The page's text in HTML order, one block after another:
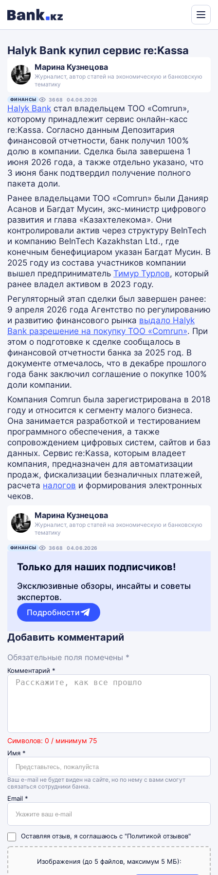
Translate
Halyk Bank купил сервис re:Kassa
Марина Кузнецова
Журналист, автор статей на экономическую и банковскую
тематику
ФИНАНСЫ 3668 04.06.2026
Halyk Bank стал владельцем ТОО «Comrun»,
которому принадлежит сервис онлайн-касс
re:Kassa. Согласно данным Депозитария
финансовой отчетности, банк получил 100%
долю в компании. Сделка была завершена 1
июня 2026 года, а также отдельно указано, что
3 июня банк подтвердил получение полного
пакета доли.
Ранее владельцами ТОО «Comrun» были Данияр
Асанов и Багдат Мусин, экс-министр цифрового
развития и глава «Казахтелекома». Они
контролировали актив через структуру BeInTech
и компанию BeInTech Kazakhstan Ltd., где
конечным бенефициаром указан Багдат Мусин. В
2025 году из состава участников компании
вышел предприниматель Тимур Турлов, который
ранее владел активом в 2023 году.
Регуляторный этап сделки был завершен ранее:
9 апреля 2026 года Агентство по регулированию
и развитию финансового рынка выдало Halyk
Bank разрешение на покупку ТОО «Comrun». При
этом о подготовке к сделке сообщалось в
финансовой отчетности банка за 2025 год. В
документе отмечалось, что в декабре прошлого
года банк заключил соглашение о покупке 100%
доли компании.
Компания Comrun была зарегистрирована в 2018
году и относится к сегменту малого бизнеса.
Она занимается разработкой и тестированием
программного обеспечения, а также
сопровождением цифровых систем, сайтов и баз
данных. Сервис re:Kassa, которым владеет
компания, предназначен для автоматизации
продаж, фискализации безналичных платежей,
расчета налогов и формирования электронных
чеков.
Марина Кузнецова
Журналист, автор статей на экономическую и банковскую
тематику
ФИНАНСЫ 3668 04.06.2026
Только для наших подписчиков!
Эксклюзивные обзоры, инсайты и советы
экспертов.
Подробности
Добавить комментарий
Обязательные поля помечены *
Комментарий *
Символов: 0 / минимум 75
Имя *
Ваш e-mail не будет виден на сайте, но по нему с вами смогут
связаться сотрудники банка.
Email *
Оставляя отзыв, я соглашаюсь с "Политикой отзывов"
Изображения (до 5 файлов, максимум 5 МБ):